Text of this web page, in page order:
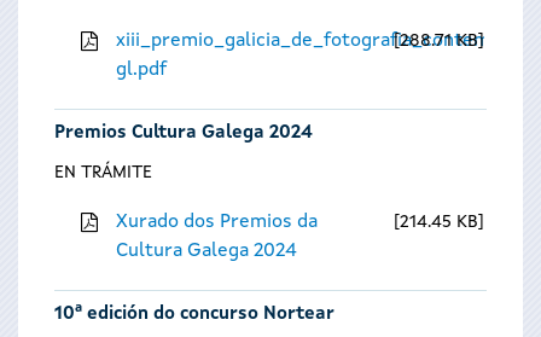
gl.pdf
288.71 KB
Premios Cultura Galega 2024
EN TRÁMITE
Xurado dos Premios da
Cultura Galega 2024
214.45 KB
10ª edición do concurso Nortear